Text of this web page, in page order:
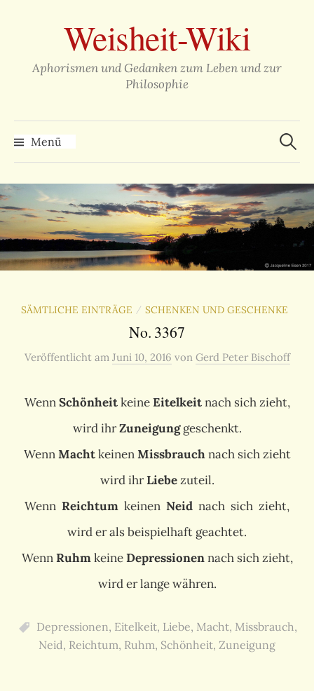
überspringenWeisheit-Wiki
Aphorismen und Gedanken zum Leben und zur
Philosophie
Menü
Suchen
nach:
SÄMTLICHE EINTRÄGE / SCHENKEN UND GESCHENKE
No. 3367
Veröffentlicht am Juni 10, 2016 von Gerd Peter Bischoff
WennSchönheitkeineEitelkeitnach sich zieht,
wird ihrZuneigunggeschenkt.
WennMachtkeinenMissbrauchnach sich zieht
wird ihrLiebezuteil.
Wenn Reichtum keinen Neid nach sich zieht,
wird er als beispielhaft geachtet.
WennRuhmkeineDepressionennach sich zieht,
wird er lange währen.
Depressionen, Eitelkeit, Liebe, Macht, Missbrauch,
Neid, Reichtum, Ruhm, Schönheit, Zuneigung